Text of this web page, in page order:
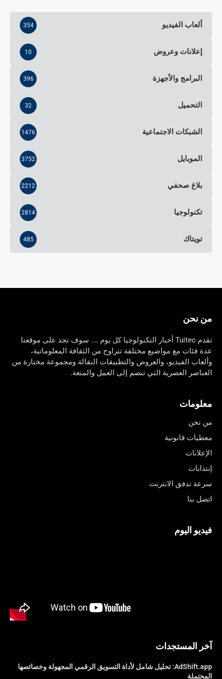
ألعاب الفيديو 354
إعلانات وعروض 10
البرامج والأجهزة 396
التحميل 32
الشبكات الاجتماعية 1476
الموبايل 3752
بلاغ صحفي 2212
تكنولوجيا 2814
تويتاك 485
من نحن
تقدم Tuitec أخبار التكنولوجيا كل يوم …. سوف تجد على موقعنا
عدة فئات مع مواضيع مختلفة تتراوح من الثقافة المعلوماتية،
وألعاب الفيديو، والعروض والتطبيقات النقالة ومجموعة مختارة من
العناصر العصرية التي تنضم إلى العمل والمتعة.
معلومات
من نحن
معطيات قانونية
الإعلانات
إنتدابات
سرعة تدفق الانترنت
اتصل بنا
فيديو اليوم
آخر المستجدات
AdShift.app: تحليل شامل لأداة التسويق الرقمي المجهولة وخصائصها
المحتملة